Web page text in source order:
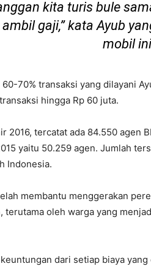
kita turis bule
gaji,” kata Ayub
mobil
70% transaksi yang dilayani
hingga Rp 60 juta.
2016, tercatat ada 84.550 agen
yaitu 50.259 agen. Jumlah
Indonesia.
membantu menggerakan
terutama oleh warga yang
dari setiap biaya